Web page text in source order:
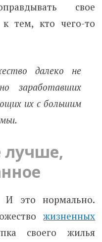
свое
к тем, кто чего-то
далеко не
заработавших
их с большим
лучше,
И это нормально.
жизненных
своего жилья